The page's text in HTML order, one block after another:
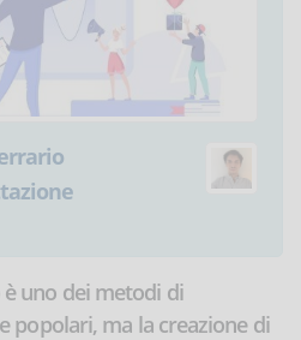
uno dei metodi di
popolari, ma la creazione di